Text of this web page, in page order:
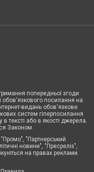
попередньої згоди
обов'язкового посилання на
видань обов'язкове
систем гіперпосилання
тексті або в якості джерела.
Законом.
"Партнерський
новини", "Пресреліз",
на правах реклами.